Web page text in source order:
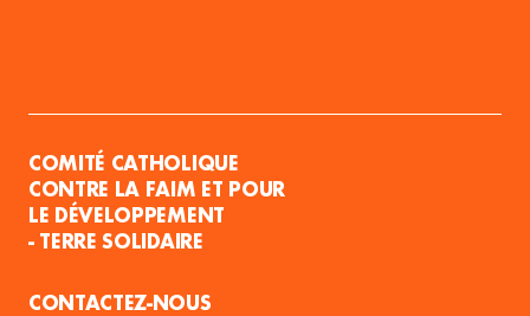
COMITÉ CATHOLIQUE
CONTRE LA FAIM ET POUR
LE DÉVELOPPEMENT
- TERRE SOLIDAIRE
CONTACTEZ-NOUS